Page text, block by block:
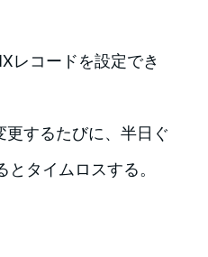
レコードを設定でき
するたびに、半日ぐ
タイムロスする。